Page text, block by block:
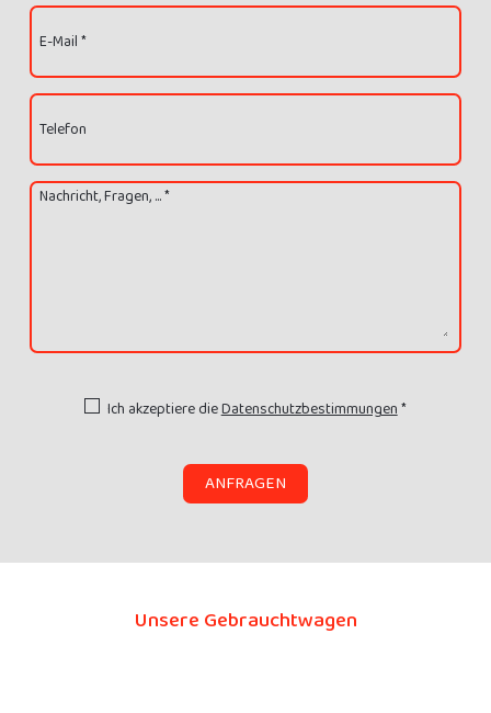
E-Mail *
Telefon
Nachricht, Fragen, ... *
Ich akzeptiere dieDatenschutzbestimmungen*
ANFRAGEN
Unsere Gebrauchtwagen